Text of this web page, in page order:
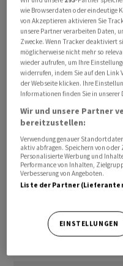
zu vereinfachen und
Die für Produktion
Immobilien sollen
Effizientere Abläufe,
Bündelung von
sollen zu weiteren
Bis 2029 muss die SRG
einsparen, vor allem
beschlossenen
wie Browserdaten oder eindeutige
von Akzeptieren aktivieren Sie
unsere Partner verarbeiten Daten,
Zwecke. Wenn Tracker deaktiviert
möglicherweise nicht mehr so
wieder aufrufen, um Ihre
widerrufen, indem Sie auf den Link
der Webseite klicken. Ihre
Informationen finden Sie in
Wir und unsere Partner
bereitzustellen:
Verwendung genauer
aktiv abfragen. Speichern von
Personalisierte Werbung und
Performance von Inhalten,
Verbesserung von Angeboten.
Liste der Partner
EINSTELLUNGEN